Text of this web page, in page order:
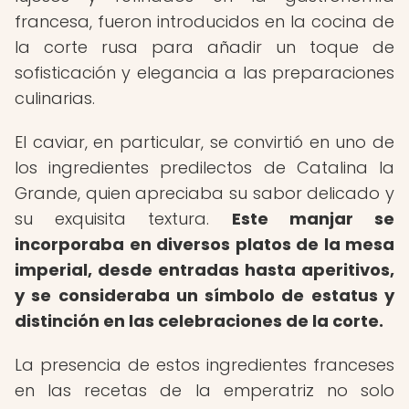
francesa, fueron introducidos en la cocina de
la corte rusa para añadir un toque de
sofisticación y elegancia a las preparaciones
culinarias.
El caviar, en particular, se convirtió en uno de
los ingredientes predilectos de Catalina la
Grande, quien apreciaba su sabor delicado y
su exquisita textura. Este manjar se
incorporaba en diversos platos de la mesa
imperial, desde entradas hasta aperitivos,
y se consideraba un símbolo de estatus y
distinción en las celebraciones de la corte.
La presencia de estos ingredientes franceses
en las recetas de la emperatriz no solo